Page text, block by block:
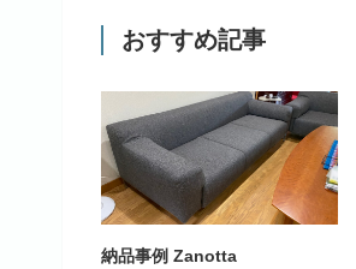
おすすめ記事
納品事例 Zanotta